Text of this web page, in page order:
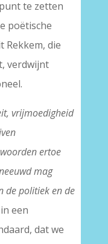
te zetten
poëtische
die
verdwijnt
vrijmoedigheid
ertoe
mag
de politiek en de
een
dat we